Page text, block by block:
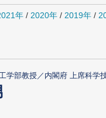
年 / 2020年 / 2019年 /
学部教授／内閣府 上席科学